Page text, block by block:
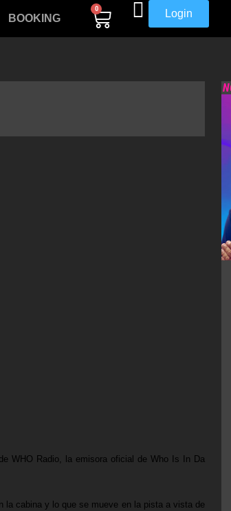
BOOKING
0 Login
WHO Radio , la emisora oficial deWho Is In Da
la cabina y lo que se mueve en la pista a vista de